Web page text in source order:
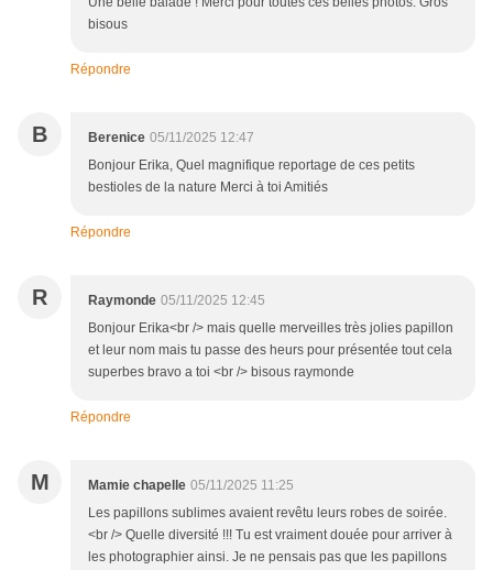
bisous
Répondre
B Berenice 05/11/2025 12:47
Bonjour Erika, Quel magnifique reportage de ces petits
bestioles de la nature Merci à toi Amitiés
Répondre
R Raymonde 05/11/2025 12:45
Bonjour Erika<br /> mais quelle merveilles très jolies papillon
et leur nom mais tu passe des heurs pour présentée tout cela
superbes bravo a toi <br /> bisous raymonde
Répondre
M Mamie chapelle 05/11/2025 11:25
Les papillons sublimes avaient revêtu leurs robes de soirée.
<br /> Quelle diversité !!! Tu est vraiment douée pour arriver à
les photographier ainsi. Je ne pensais pas que les papillons